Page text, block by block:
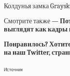
Колдунья замка
Смотрите также —
выглядят как кадры
Понравилось?
на наш Twitter,
Источник